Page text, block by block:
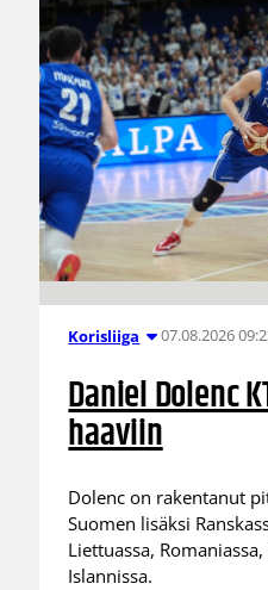
Korisliiga 07.08.2026
Daniel Dolenc
haaviin
Dolenc on rakentanut
Suomen lisäksi
Liettuassa,
Islannissa.